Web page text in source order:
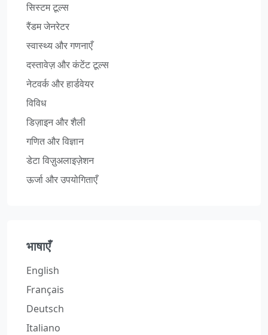
सिस्टम टूल्स
रैंडम जेनरेटर
स्वास्थ्य और गणनाएँ
दस्तावेज़ और कंटेंट टूल्स
नेटवर्क और हार्डवेयर
विविध
डिज़ाइन और शैली
गणित और विज्ञान
डेटा विज़ुअलाइज़ेशन
ऊर्जा और उपयोगिताएँ
भाषाएँ
English
Français
Deutsch
Italiano